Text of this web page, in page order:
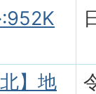
北】地